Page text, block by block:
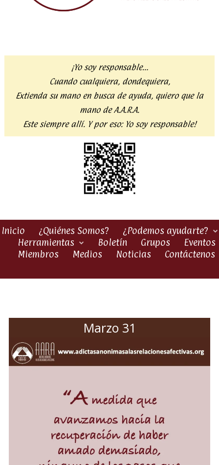
¡Yo soy responsable…
Cuando cualquiera, dondequiera,
Extienda su mano en busca de ayuda, quiero que la
mano de A.A.R.A.
Este siempre allí. Y por eso: Yo soy responsable!
Inicio ¿Quiénes Somos?
¿Podemos ayudarte?
Herramientas
Boletín Grupos
Eventos
Miembros
Medios Noticias Contáctenos
Marzo 31